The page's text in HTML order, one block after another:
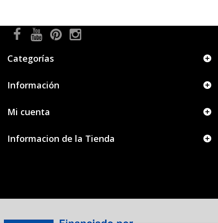
Categorías
Información
Mi cuenta
Informacion de la Tienda